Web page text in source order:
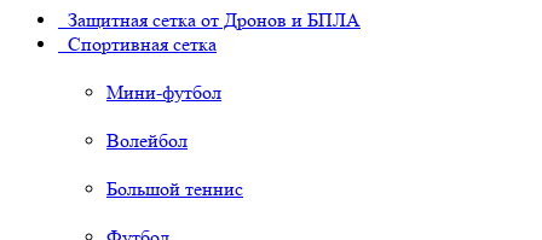
Защитная сетка от Дронов и БПЛА
Спортивная сетка
Мини-футбол
Волейбол
Большой теннис